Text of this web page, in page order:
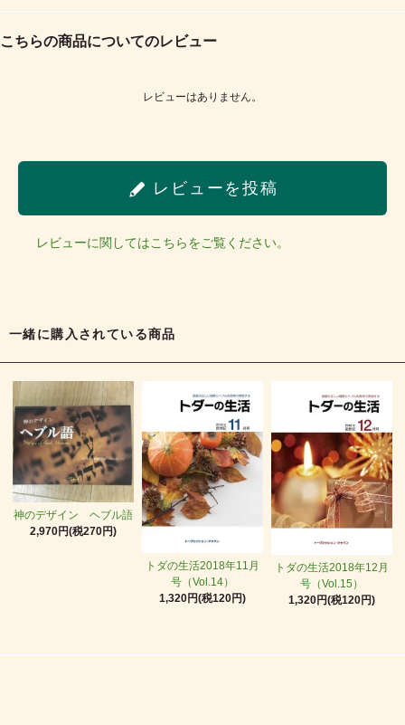
こちらの商品についてのレビュー
レビューはありません。
レビューを投稿
レビューに関してはこちらをご覧ください。
一緒に購入されている商品
神のデザイン ヘブル語
2,970円(税270円)
トダの生活2018年11月
号（Vol.14）
1,320円(税120円)
トダの生活2018年12月
号（Vol.15）
1,320円(税120円)